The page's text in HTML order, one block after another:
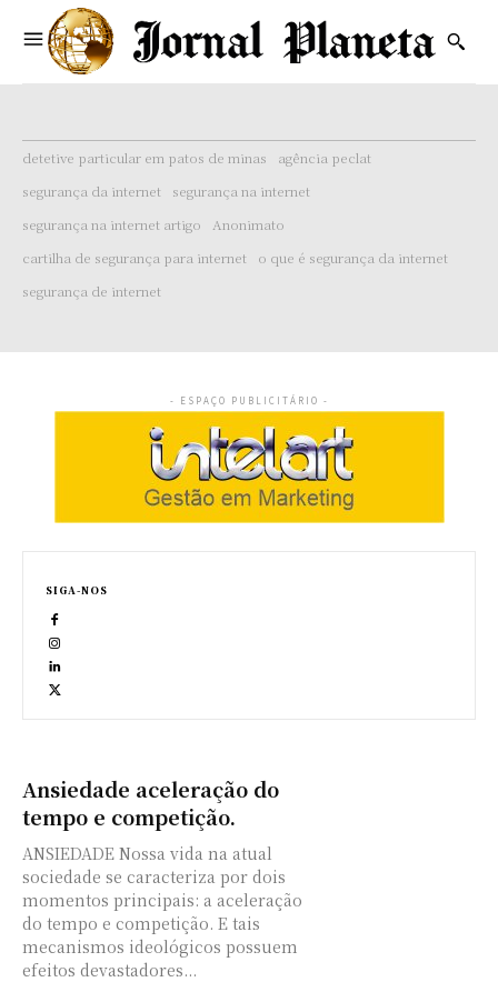
detetive particular em patos de minas
agência peclat
segurança da internet
segurança na internet
segurança na internet artigo
Anonimato
cartilha de segurança para internet
o que é segurança da internet
segurança de internet
Ansiedade aceleração do
tempo e competição.
ANSIEDADE Nossa vida na atual
sociedade se caracteriza por dois
momentos principais: a aceleração
do tempo e competição. E tais
mecanismos ideológicos possuem
efeitos devastadores...
- ESPAÇO PUBLICITÁRIO -
SIGA-NOS